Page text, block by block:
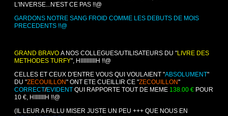
L'INVERSE...N'EST CE PAS !!@
GARDONS NOTRE SANG FROID COMME LES DEBUTS DE MOIS
PRECEDENTS !!@
GRAND BRAVO A NOS COLLEGUES/UTILISATEURS DU "LIVRE DES
METHODES TURFY", HIIIIIIIIIIH !!@
CELLES ET CEUX D'ENTRE VOUS QUI VOULAIENT "ABSOLUMENT"
DU "ZECOUILLON" ONT ETE CUEILLIR CE "ZECOUILLON"
CORRECT/EVIDENT QUI RAPPORTE TOUT DE MEME 138.00 € POUR
10 €, HIIIIIIIH !!@
(IL LEUR A FALLU MISER JUSTE UN PEU +++ QUE NOUS EN